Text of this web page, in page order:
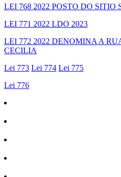
LEI 768 2022 POSTO DO SITIO
LEI 771 2022 LDO 2023
LEI 772 2022 DENOMINA A
CECILIA
Lei 773 Lei 774 Lei 775
Lei 776